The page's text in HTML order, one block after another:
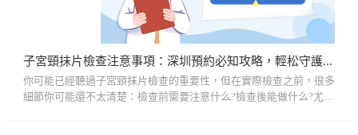
子宮頸抹片檢查注意事項：深圳預約必知攻略，輕松守護健康
你可能已經聽過子宮頸抹片檢查的重要性，但在實際檢查之前，很多
細節你可能還不太清楚：檢查前需要注意什么?檢查後能做什么?尤其